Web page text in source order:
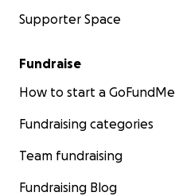
Supporter Space
Fundraise
How to start a GoFundMe
Fundraising categories
Team fundraising
Fundraising Blog